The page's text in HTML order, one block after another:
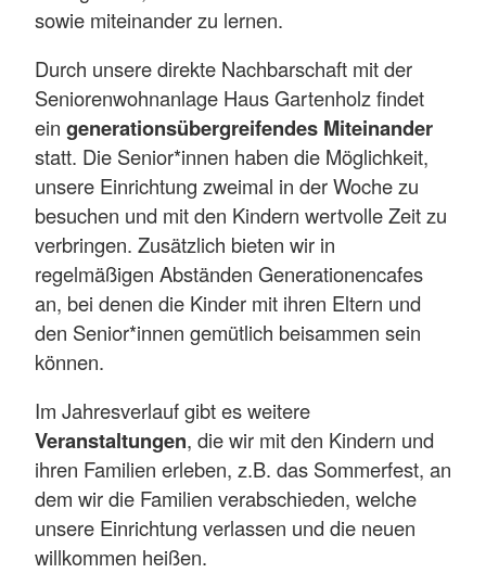
sowie miteinander zu lernen.
Durch unsere direkte Nachbarschaft mit der
Seniorenwohnanlage Haus Gartenholz findet
ein generationsübergreifendes Miteinander
statt. Die Senior*innen haben die Möglichkeit,
unsere Einrichtung zweimal in der Woche zu
besuchen und mit den Kindern wertvolle Zeit zu
verbringen. Zusätzlich bieten wir in
regelmäßigen Abständen Generationencafes
an, bei denen die Kinder mit ihren Eltern und
den Senior*innen gemütlich beisammen sein
können.
Im Jahresverlauf gibt es weitere
Veranstaltungen, die wir mit den Kindern und
ihren Familien erleben, z.B. das Sommerfest, an
dem wir die Familien verabschieden, welche
unsere Einrichtung verlassen und die neuen
willkommen heißen.